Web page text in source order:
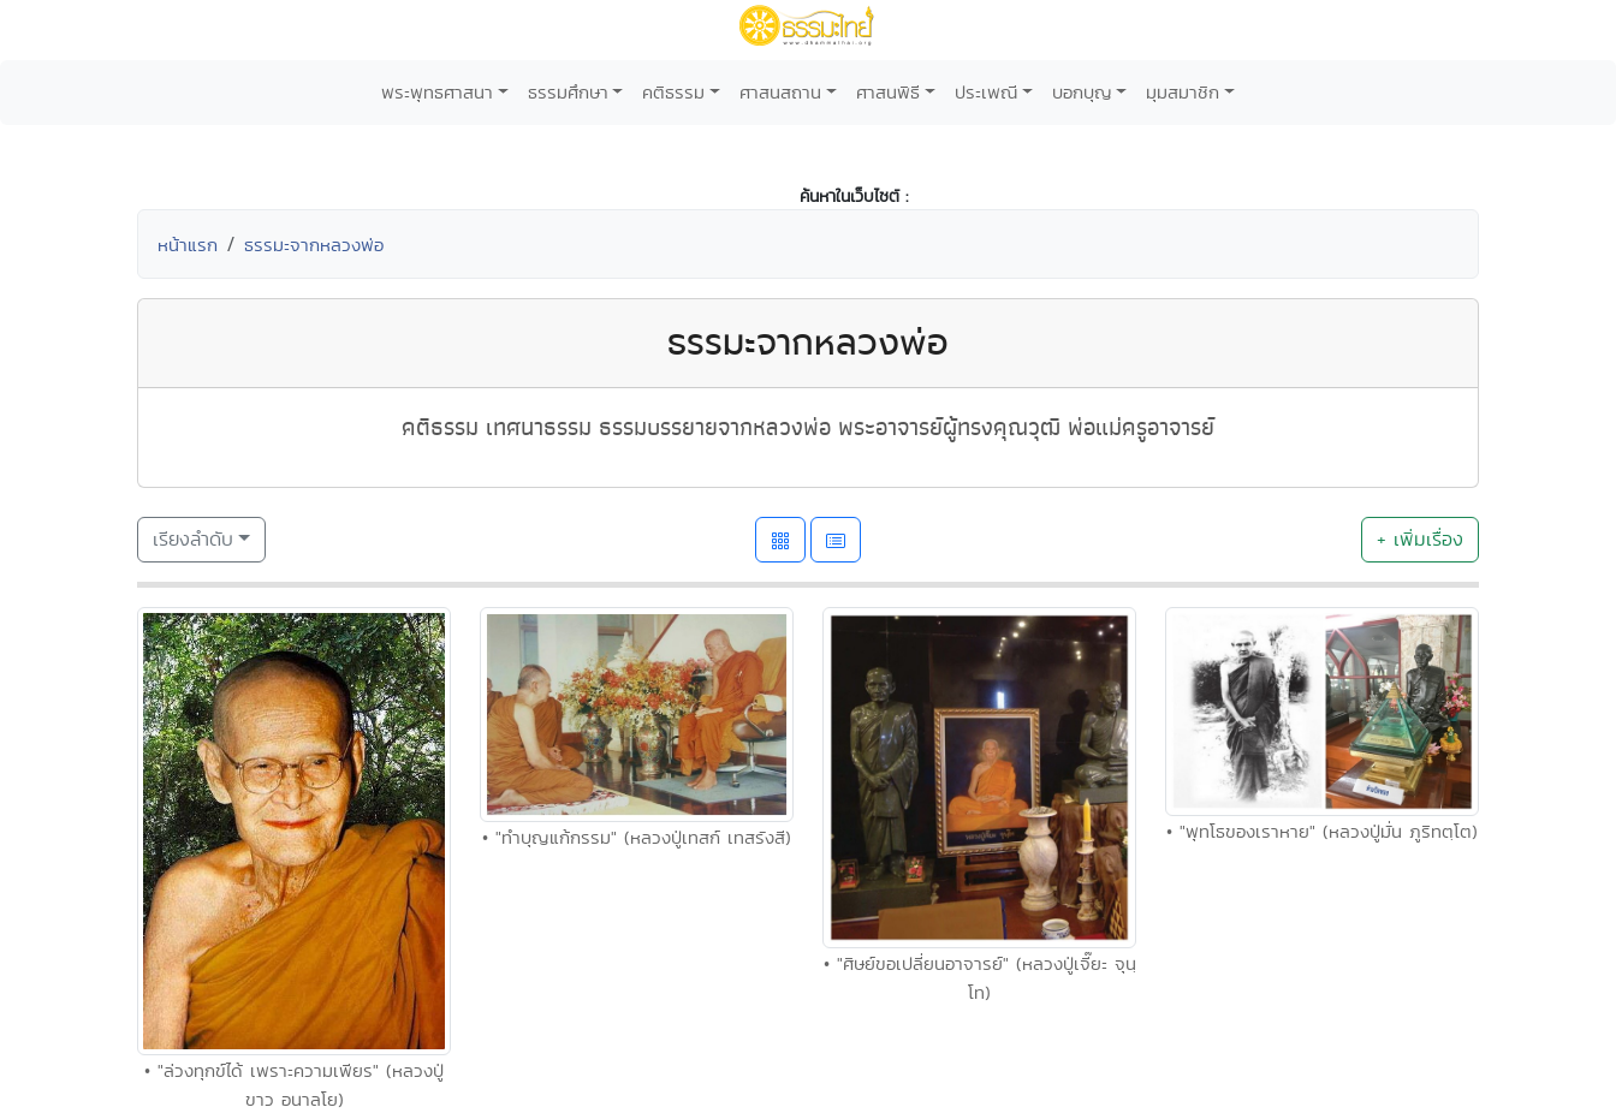
พระพุทธศาสนา ธรรมศึกษา คติธรรม ศาสนสถาน ศาสนพิธี ประเพณี บอกบุญ มุมสมาชิก
ค้นหาในเว็บไซต์ :
หน้าแรก ธรรมะจากหลวงพ่อ
ธรรมะจากหลวงพ่อ
คติธรรม เทศนาธรรม ธรรมบรรยายจากหลวงพ่อ พระอาจารย์ผู้ทรงคุณวุฒิ พ่อแม่ครูอาจารย์
เรียงลำดับ + เพิ่มเรื่อง
• "ล่วงทุกข์ได้ เพราะความเพียร" (หลวงปู่
ขาว อนาลโย)
• "ทำบุญแก้กรรม" (หลวงปู่เทสก์ เทสรังสี)
• "ศิษย์ขอเปลี่ยนอาจารย์" (หลวงปู่เจี๊ยะ จุนฺ
โท)
• "พุทโธของเราหาย" (หลวงปู่มั่น ภูริทตฺโต)